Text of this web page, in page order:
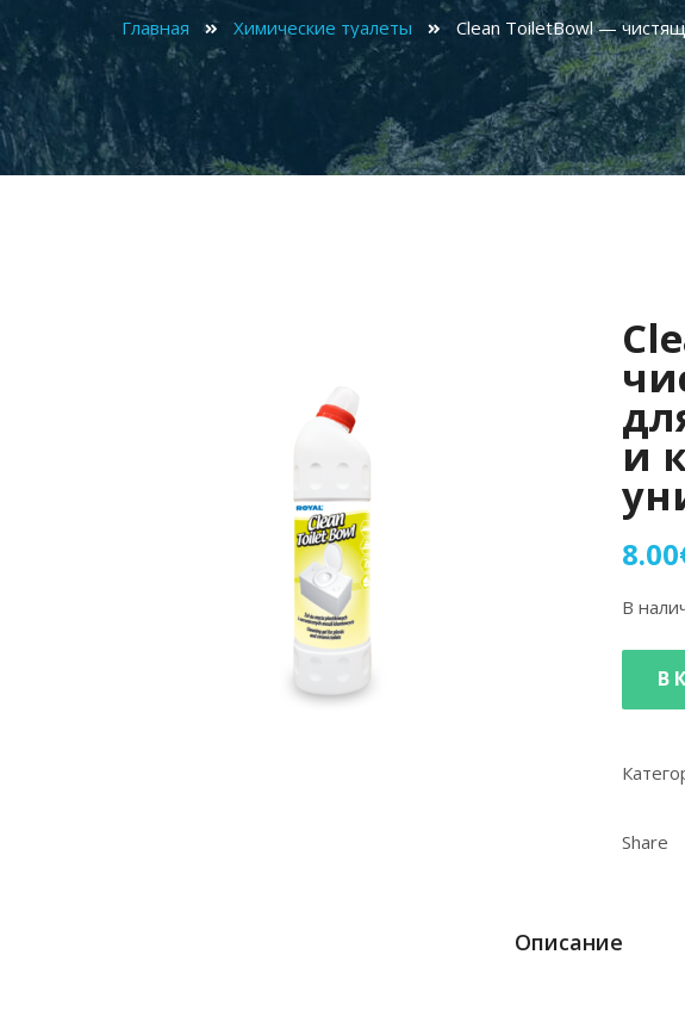
Главная Xимические туалеты Clean ToiletBowl —
и
8.00
В
В
Share
Описание